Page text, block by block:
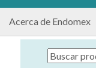
Acerca de Endomex